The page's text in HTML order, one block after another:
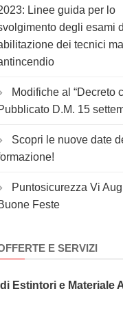
Linee guida per lo
degli esami
dei tecnici
Modifiche al “Decreto
D.M. 15
Scopri le nuove date
Puntosicurezza Vi
Feste
E SERVIZI
e Materiale